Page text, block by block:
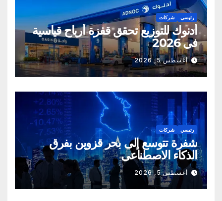
رئيسي شركات
أدنوك للتوزيع تحقق قفزة أرباح قياسية
في 2026
أغسطس 5, 2026
رئيسي شركات
شفرة تتوسع إلى بحر قزوين بفرق
الذكاء الاصطناعي
أغسطس 5, 2026